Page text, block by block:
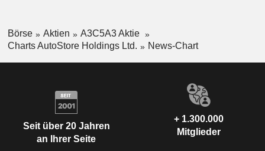
Börse Aktien
A3C5A3 Aktie
Charts AutoStore Holdings Ltd.
News-Chart
Seit über 20 Jahren
an Ihrer Seite
+ 1.300.000
Mitglieder